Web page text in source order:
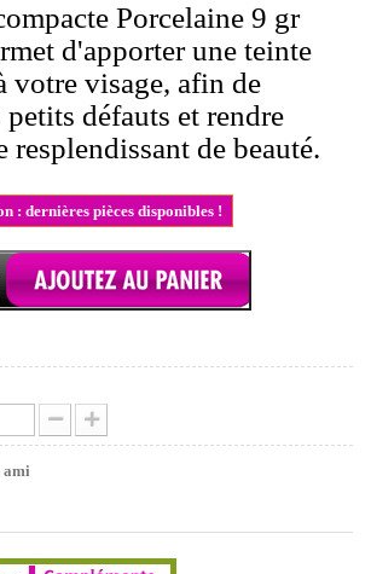
Porcelaine 9 gr
d'apporter une teinte
votre visage, afin de
défauts et rendre
resplendissant de beauté.
: dernières pièces disponibles !
ami